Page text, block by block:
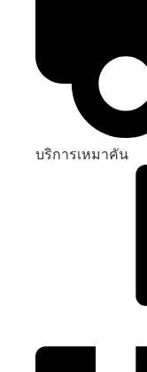
บริการเหมาคัน